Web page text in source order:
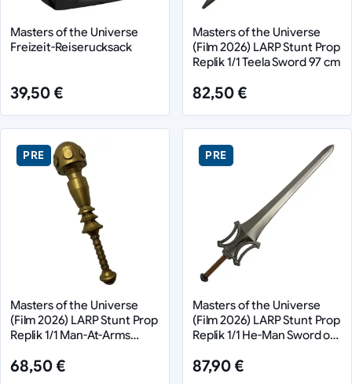
Masters of the Universe
Freizeit-Reiserucksack
39,50 €
Masters of the Universe
(Film 2026) LARP Stunt Prop
Replik 1/1 Teela Sword 97 cm
82,50 €
PRE
Masters of the Universe
(Film 2026) LARP Stunt Prop
Replik 1/1 Man-At-Arms
68,50 €
PRE
Masters of the Universe
(Film 2026) LARP Stunt Prop
Replik 1/1 He-Man Sword of
87,90 €